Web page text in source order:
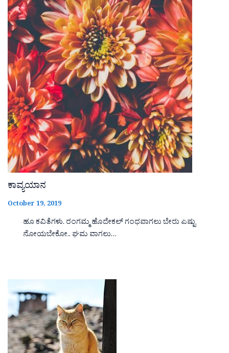
ಕಾವ್ಯಯಾನ
October 19, 2019
ಹೂ ಕವಿತೆಗಳು. ರಂಗಮ್ಮ ಹೊದೇಕಲ್ ಗಂಧವಾಗಲು ಬೇರು ಎಷ್ಟು
ನೋಯಬೇಕೋ.. ಘಮ ವಾಗಲು…